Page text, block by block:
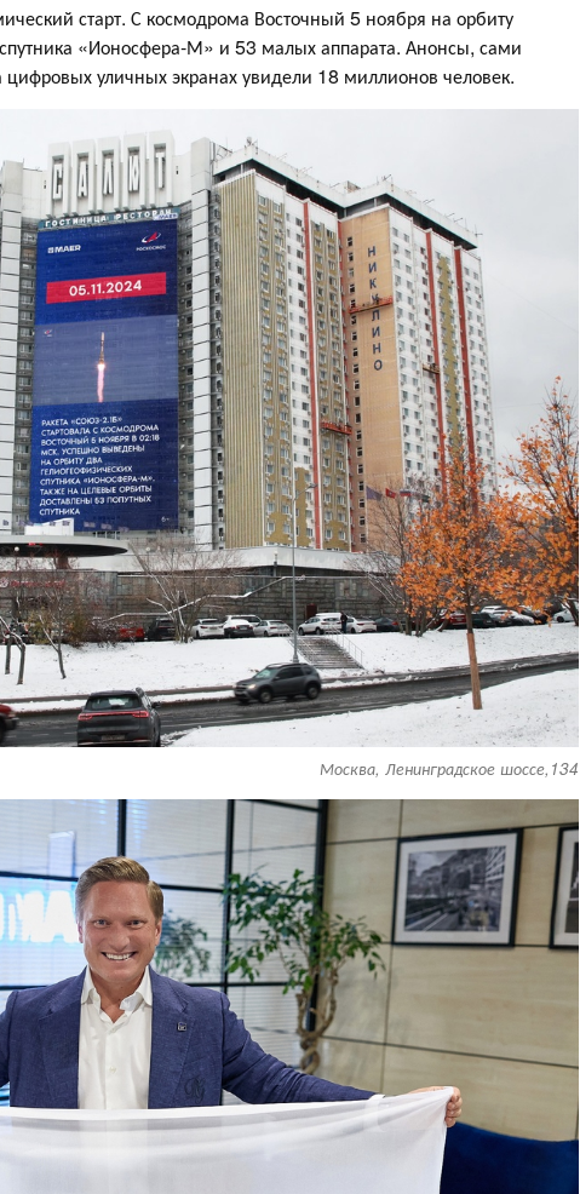
старт. С космодрома Восточный 5 ноября на орбиту
«Ионосфера-М» и 53 малых аппарата. Анонсы, сами
уличных экранах увидели 18 миллионов человек.
Москва, Ленинградское шоссе,134